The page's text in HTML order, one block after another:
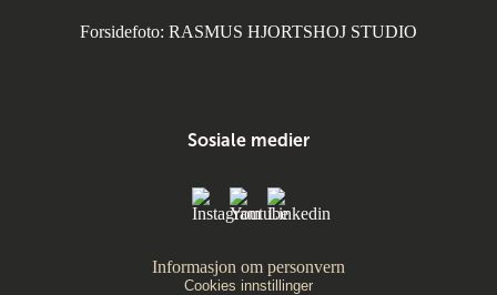
Sosiale medier
Forsidefoto: RASMUS HJORTSHOJ STUDIO
Informasjon om personvern
Cookies innstillinger